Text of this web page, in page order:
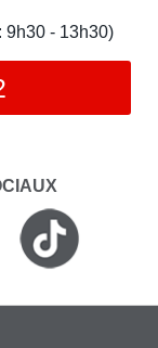
9h30 - 13h30)